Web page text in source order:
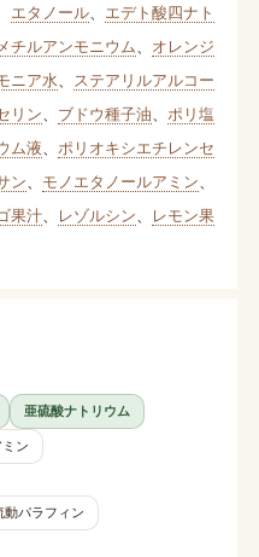
エタノール、 エデト酸四ナト
チルアンモニウム
オレンジ
ニア水
ステアリルアルコー
リン ブドウ種子油
ポリ塩
ム液
ポリオキシエチレンセ
ン モノエタノールアミン
果汁、 レゾルシン
レモン果
亜硫酸ナトリウム
ン
動パラフィン